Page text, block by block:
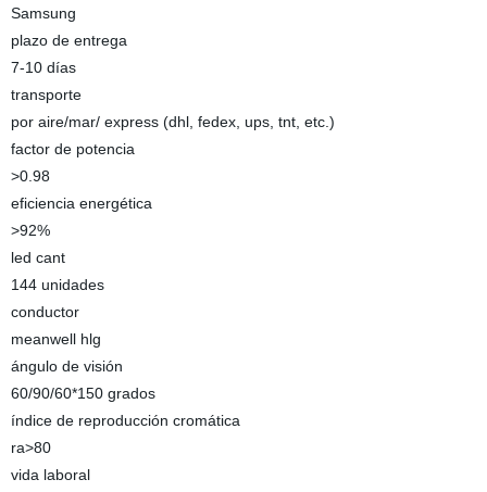
Samsung
plazo de entrega
7-10 días
transporte
por aire/mar/ express (dhl, fedex, ups, tnt, etc.)
factor de potencia
>0.98
eficiencia energética
>92%
led cant
144 unidades
conductor
meanwell hlg
ángulo de visión
60/90/60*150 grados
índice de reproducción cromática
ra>80
vida laboral